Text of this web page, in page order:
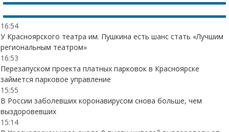
16:54
У Красноярского театра им. Пушкина есть шанс стать «Лучшим
региональным театром»
16:53
Перезапуском проекта платных парковок в Красноярске
займется парковое управление
15:55
В России заболевших коронавирусом снова больше, чем
выздоровевших
15:14